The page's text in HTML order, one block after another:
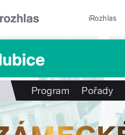
iRozhlas
Program Pořady